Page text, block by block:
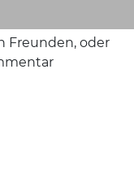
Freunden, oder